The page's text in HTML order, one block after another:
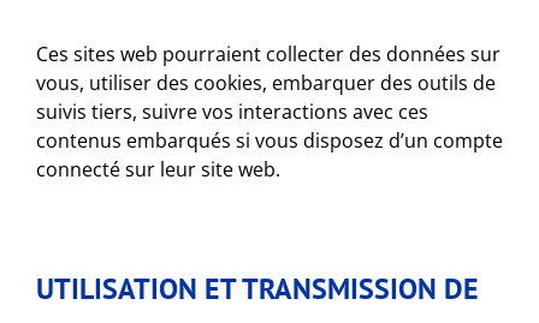
Ces sites web pourraient collecter des données sur
vous, utiliser des cookies, embarquer des outils de
suivis tiers, suivre vos interactions avec ces
contenus embarqués si vous disposez d’un compte
connecté sur leur site web.
UTILISATION ET TRANSMISSION DE